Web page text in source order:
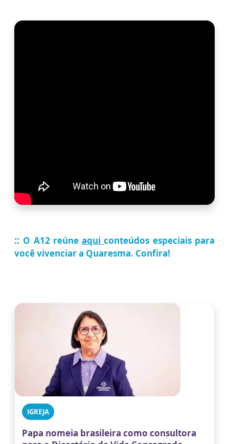
:: O A12 reúneaquiconteúdos especiais para
você vivenciar a Quaresma. Confira!
IGREJA
Papa nomeia brasileira como consultora